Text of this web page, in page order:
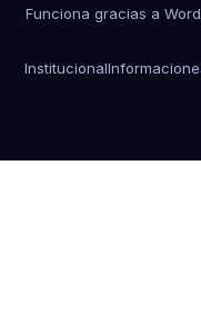
Funciona gracias a
Institucional